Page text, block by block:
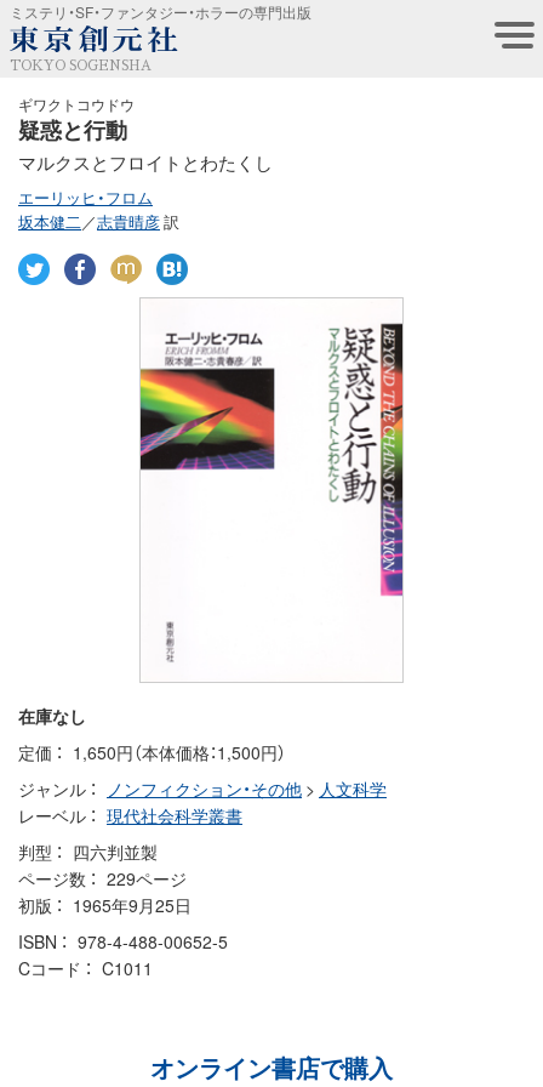
ミステリ・SF・ファンタジー・ホラーの専門出版
TOKYO SOGENSHA
ギワクトコウドウ
疑惑と行動
マルクスとフロイトとわたくし
エーリッヒ・フロム
坂本健二／志貴晴彦訳
在庫なし
定価
1,650円（本体価格：1,500円）
ジャンル
ノンフィクション・その他 > 人文科学
レーベル
現代社会科学叢書
判型
四六判並製
ページ数
229ページ
初版
1965年9月25日
ISBN
978-4-488-00652-5
Cコード
C1011
オンライン書店で購入